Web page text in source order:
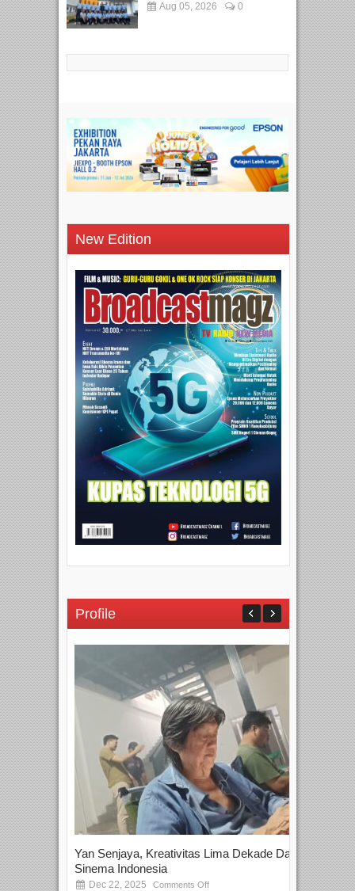
Aug 05, 2026 0
New Edition
Profile
Yan Senjaya, Kreativitas Lima Dekade Dalam
Sinema Indonesia
Dec 22, 2025 Comments Off